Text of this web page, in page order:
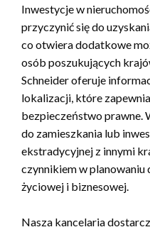
Inwestycje w
przyczynić się do
co otwiera dodatkowe
osób poszukujących
Schneider oferuje
lokalizacji, które
bezpieczeństwo prawne.
do zamieszkania lub
ekstradycyjnej z innymi
czynnikiem w
życiowej i biznesowej.
Nasza kancelaria